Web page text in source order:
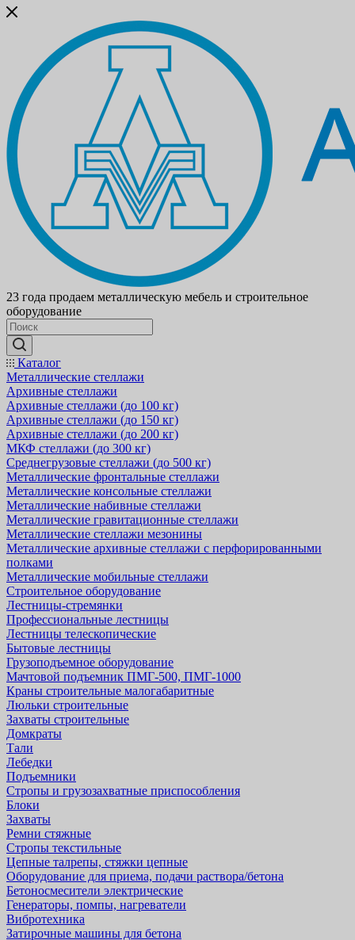
23 года продаем металлическую мебель и строительное
оборудование
Каталог
Металлические стеллажи
Архивные стеллажи
Архивные стеллажи (до 100 кг)
Архивные стеллажи (до 150 кг)
Архивные стеллажи (до 200 кг)
МКФ стеллажи (до 300 кг)
Среднегрузовые стеллажи (до 500 кг)
Металлические фронтальные стеллажи
Металлические консольные стеллажи
Металлические набивные стеллажи
Металлические гравитационные стеллажи
Металлические стеллажи мезонины
Металлические архивные стеллажи с перфорированными
полками
Металлические мобильные стеллажи
Строительное оборудование
Лестницы-стремянки
Профессиональные лестницы
Лестницы телескопические
Бытовые лестницы
Грузоподъемное оборудование
Мачтовой подъемник ПМГ-500, ПМГ-1000
Краны строительные малогабаритные
Люльки строительные
Захваты строительные
Домкраты
Тали
Лебедки
Подъемники
Стропы и грузозахватные приспособления
Блоки
Захваты
Ремни стяжные
Стропы текстильные
Цепные талрепы, стяжки цепные
Оборудование для приема, подачи раствора/бетона
Бетоносмесители электрические
Генераторы, помпы, нагреватели
Вибротехника
Затирочные машины для бетона